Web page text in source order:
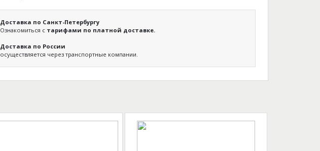
Доставка по Санкт-Петербургу
Ознакомиться с тарифами по платной доставке.
Доставка по России
осуществляется через транспортные компании.